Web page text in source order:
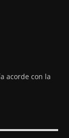
acorde con la